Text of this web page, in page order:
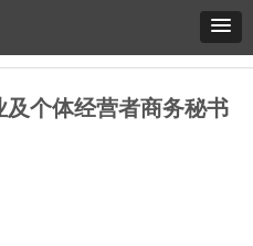
及个体经营者商务秘书